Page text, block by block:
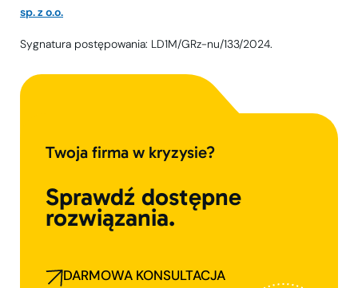
sp. z o.o.
Sygnatura postępowania: LD1M/GRz-nu/133/2024.
Twoja firma w kryzysie?
Sprawdź dostępne
rozwiązania.
DARMOWA KONSULTACJA